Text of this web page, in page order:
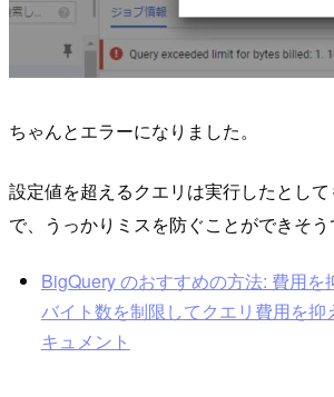
ちゃんとエラーになりました。
設定値を超えるクエリは実行したとし
で、うっかりミスを防ぐことができそう
BigQuery のおすすめの方法: 費用を
バイト数を制限してクエリ費用を抑
キュメント